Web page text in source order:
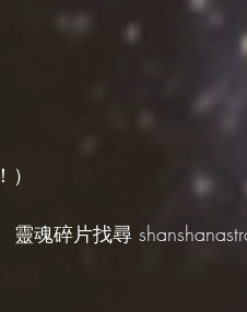
魂碎片找尋